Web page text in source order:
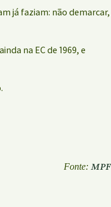
já faziam: não demarcar,
na EC de 1969, e
Fonte: MPF